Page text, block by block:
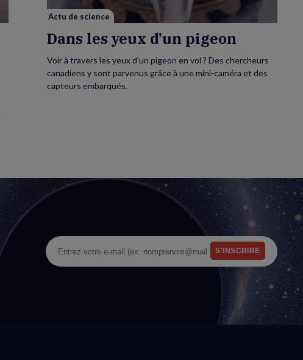
Actu de science
Dans les yeux d’un pigeon
Voir à travers les yeux d’un pigeon en vol ? Des chercheurs
canadiens y sont parvenus grâce à une mini-caméra et des
capteurs embarqués.